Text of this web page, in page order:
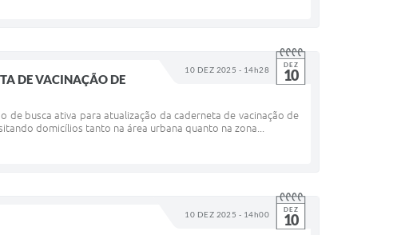
10 DEZ 2025 - 14h28 DEZ
10
DE VACINAÇÃO DE
de busca ativa para atualização da caderneta de vacinação de
domicílios tanto na área urbana quanto na zona...
10 DEZ 2025 - 14h00 DEZ
10